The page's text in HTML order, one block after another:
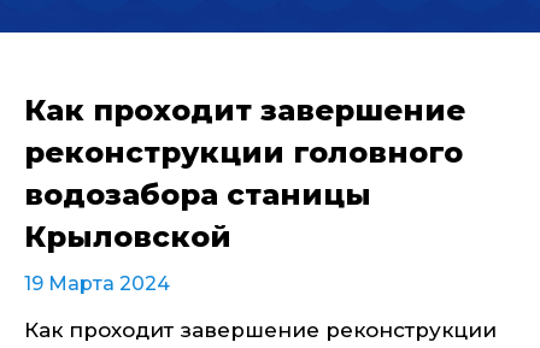
Как проходит завершение
реконструкции головного
водозабора станицы
Крыловской
19 Марта 2024
Как проходит завершение реконструкции